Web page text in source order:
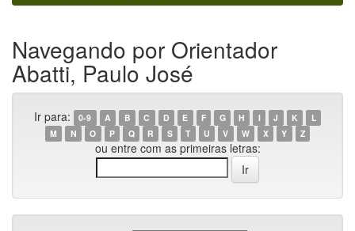
Navegando por Orientador
Abatti, Paulo José
Ir para: 0-9 A B C D E F G H I J K
L
M
N O P Q R S T U V W X Y Z
ou entre com as primeiras letras: